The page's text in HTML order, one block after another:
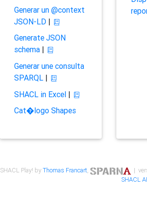
Generar un @context
JSON-LD|
Generate JSON
schema|
Generar une consulta
SPARQL|
SHACL in Excel|
Cat�logo Shapes
SHACL Play! byThomas Francart,
|
SHACL